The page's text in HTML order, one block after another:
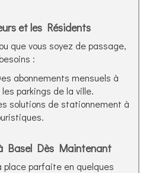
et les Résidents
que vous soyez de passage,
:
abonnements mensuels à
parkings de la ville.
solutions de stationnement à
Basel Dès Maintenant
place parfaite en quelques